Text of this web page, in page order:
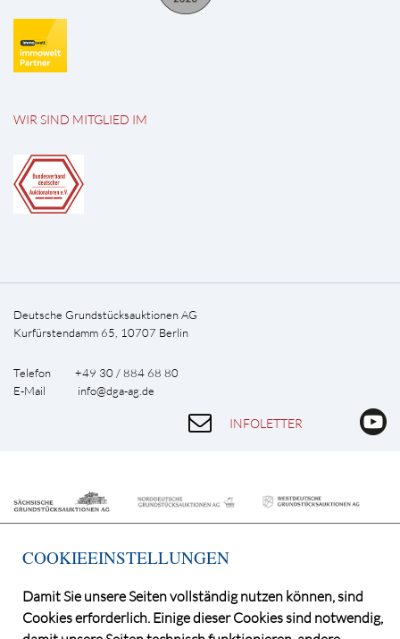
WIR SIND MITGLIED IM
Deutsche Grundstücksauktionen AG
Kurfürstendamm 65, 10707 Berlin
Telefon +49 30 / 884 68 80
E-Mail info@dga-ag.de
INFOLETTER
©2026 Deutsche Grundstücksauktionen AG
COOKIEEINSTELLUNGEN
Damit Sie unsere Seiten vollständig nutzen können, sind
Cookies erforderlich. Einige dieser Cookies sind notwendig,